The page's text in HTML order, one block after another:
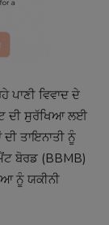
ਪਾਣੀ ਵਿਵਾਦ ਦੇ
ਦੀ ਸੁਰੱਖਿਆ ਲਈ
ਤਾਇਨਾਤੀ ਨੂੰ
ਬੋਰਡ (BBMB)
ਨੂੰ ਯਕੀਨੀ